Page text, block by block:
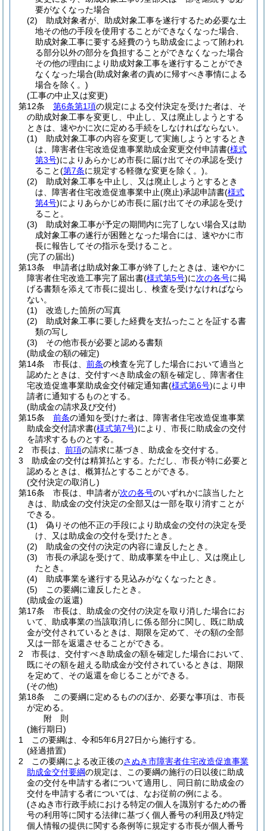
要がなくなった場合
(2)
助成対象者が、助成対象工事を遂行するため必要な土
地その他の手段を使用することができなくなった場合、
助成対象工事に要する経費のうち助成金によって賄われ
る部分以外の部分を負担することができなくなった場合
その他の理由により助成対象工事を遂行することができ
なくなった場合(助成対象者の責めに帰すべき事情による
場合を除く。)
(工事の中止又は変更)
第12条
第6条第1項の規定による交付決定を受けた者は、そ
の助成対象工事を変更し、中止し、又は廃止しようとする
ときは、速やかに次に定める手続をしなければならない。
(1)
助成対象工事の内容を変更して実施しようとするとき
は、障害者住宅改造促進事業助成金変更交付申請書(様式
第3号)によりあらかじめ市長に届け出てその承認を受け
ること(第7条に規定する軽微な変更を除く。)。
(2)
助成対象工事を中止し、又は廃止しようとするとき
は、障害者住宅改造促進事業中止(廃止)承認申請書(様式
第4号)によりあらかじめ市長に届け出てその承認を受け
ること。
(3)
助成対象工事が予定の期間内に完了しない場合又は助
成対象工事の遂行が困難となった場合には、速やかに市
長に報告してその指示を受けること。
(完了の届出)
第13条
申請者は助成対象工事が終了したときは、速やかに
障害者住宅改造工事完了届出書(様式第5号)に次の各号に掲
げる書類を添えて市長に提出し、検査を受けなければなら
ない。
(1)
改造した箇所の写真
(2)
助成対象工事に要した経費を支払ったことを証する書
類の写し
(3)
その他市長が必要と認める書類
(助成金の額の確定)
第14条
市長は、 前条の検査を完了した場合において適当と
認めたときは、交付すべき助成金の額を確定し、障害者住
宅改造促進事業助成金交付確定通知書(様式第6号)により申
請者に通知するものとする。
(助成金の請求及び交付)
第15条
前条の通知を受けた者は、障害者住宅改造促進事業
助成金交付請求書(様式第7号)により、市長に助成金の交付
を請求するものとする。
2
市長は、 前項の請求に基づき、助成金を交付する。
3
助成金の交付は精算払とする。 ただし、市長が特に必要と
認めるときは、概算払とすることができる。
(交付決定の取消し)
第16条
市長は、申請者が次の各号のいずれかに該当したと
きは、助成金の交付決定の全部又は一部を取り消すことが
できる。
(1)
偽りその他不正の手段により助成金の交付の決定を受
け、又は助成金の交付を受けたとき。
(2)
助成金の交付の決定の内容に違反したとき。
(3)
市長の承認を受けて、助成事業を中止し、又は廃止し
たとき。
(4)
助成事業を遂行する見込みがなくなったとき。
(5)
この要綱に違反したとき。
(助成金の返還)
第17条
市長は、助成金の交付の決定を取り消した場合にお
いて、助成事業の当該取消しに係る部分に関し、既に助成
金が交付されているときは、期限を定めて、その額の全部
又は一部を返還させることができる。
2
市長は、交付すべき助成金の額を確定した場合において、
既にその額を超える助成金が交付されているときは、期限
を定めて、その返還を命じることができる。
(その他)
第18条
この要綱に定めるもののほか、必要な事項は、市長
が定める。
附 則
(施行期日)
1
この要綱は、令和5年6月27日から施行する。
(経過措置)
2
この要綱による改正後のさぬき市障害者住宅改造促進事業
助成金交付要綱の規定は、この要綱の施行の日以後に助成
金の交付を申請する者について適用し、同日前に助成金の
交付を申請する者については、なお従前の例による。
(さぬき市行政手続における特定の個人を識別するための番
号の利用等に関する法律に基づく個人番号の利用及び特定
個人情報の提供に関する条例等に規定する市長が個人番号